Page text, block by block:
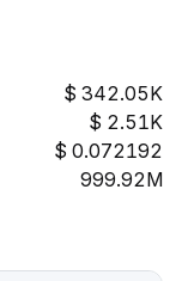
342.05K
2.51K
0.072192
999.92M